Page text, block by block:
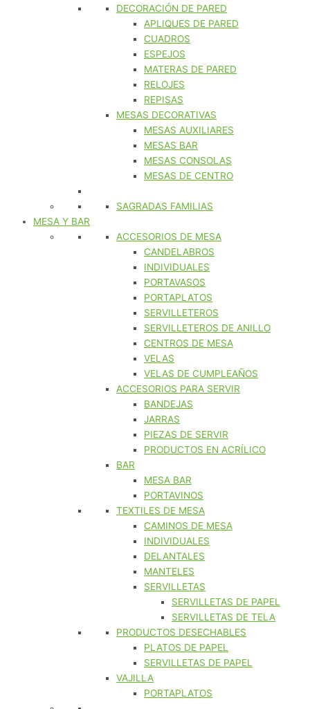
DECORACIÓN DE PARED
APLIQUES DE PARED
CUADROS
ESPEJOS
MATERAS DE PARED
RELOJES
REPISAS
MESAS DECORATIVAS
MESAS AUXILIARES
MESAS BAR
MESAS CONSOLAS
MESAS DE CENTRO
SAGRADAS FAMILIAS
MESA Y BAR
ACCESORIOS DE MESA
CANDELABROS
INDIVIDUALES
PORTAVASOS
PORTAPLATOS
SERVILLETEROS
SERVILLETEROS DE ANILLO
CENTROS DE MESA
VELAS
VELAS DE CUMPLEAÑOS
ACCESORIOS PARA SERVIR
BANDEJAS
JARRAS
PIEZAS DE SERVIR
PRODUCTOS EN ACRÍLICO
BAR
MESA BAR
PORTAVINOS
TEXTILES DE MESA
CAMINOS DE MESA
INDIVIDUALES
DELANTALES
MANTELES
SERVILLETAS
SERVILLETAS DE PAPEL
SERVILLETAS DE TELA
PRODUCTOS DESECHABLES
PLATOS DE PAPEL
SERVILLETAS DE PAPEL
VAJILLA
PORTAPLATOS